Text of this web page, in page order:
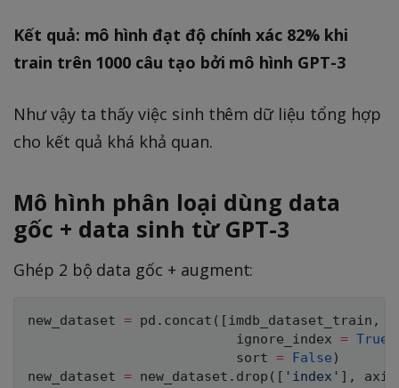
Kết quả: mô hình đạt độ chính xác 82% khi
train trên 1000 câu tạo bởi mô hình GPT-3
Như vậy ta thấy việc sinh thêm dữ liệu tổng hợp
cho kết quả khá khả quan.
Mô hình phân loại dùng data
gốc + data sinh từ GPT-3
Ghép 2 bộ data gốc + augment:
new_dataset = pd . concat ( [ imdb_dataset_train ,
                          ignore_index
= True
                          sort
= False )
new_dataset = new_dataset . drop ( [ 'index' ] ,